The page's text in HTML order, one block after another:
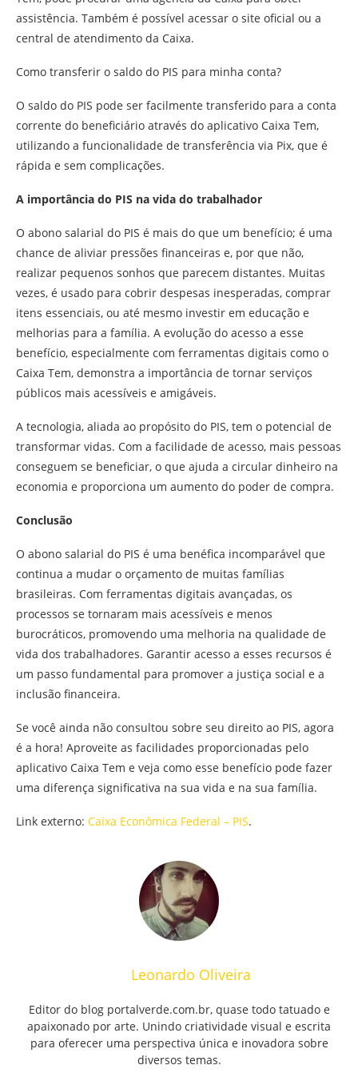
assistência. Também é possível acessar o site oficial ou a
central de atendimento da Caixa.
Como transferir o saldo do PIS para minha conta?
O saldo do PIS pode ser facilmente transferido para a conta
corrente do beneficiário através do aplicativo Caixa Tem,
utilizando a funcionalidade de transferência via Pix, que é
rápida e sem complicações.
A importância do PIS na vida do trabalhador
O abono salarial do PIS é mais do que um benefício; é uma
chance de aliviar pressões financeiras e, por que não,
realizar pequenos sonhos que parecem distantes. Muitas
vezes, é usado para cobrir despesas inesperadas, comprar
itens essenciais, ou até mesmo investir em educação e
melhorias para a família. A evolução do acesso a esse
benefício, especialmente com ferramentas digitais como o
Caixa Tem, demonstra a importância de tornar serviços
públicos mais acessíveis e amigáveis.
A tecnologia, aliada ao propósito do PIS, tem o potencial de
transformar vidas. Com a facilidade de acesso, mais pessoas
conseguem se beneficiar, o que ajuda a circular dinheiro na
economia e proporciona um aumento do poder de compra.
Conclusão
O abono salarial do PIS é uma benéfica incomparável que
continua a mudar o orçamento de muitas famílias
brasileiras. Com ferramentas digitais avançadas, os
processos se tornaram mais acessíveis e menos
burocráticos, promovendo uma melhoria na qualidade de
vida dos trabalhadores. Garantir acesso a esses recursos é
um passo fundamental para promover a justiça social e a
inclusão financeira.
Se você ainda não consultou sobre seu direito ao PIS, agora
é a hora! Aproveite as facilidades proporcionadas pelo
aplicativo Caixa Tem e veja como esse benefício pode fazer
uma diferença significativa na sua vida e na sua família.
Link externo: Caixa Econômica Federal – PIS.
Leonardo Oliveira
Editor do blog portalverde.com.br, quase todo tatuado e
apaixonado por arte. Unindo criatividade visual e escrita
para oferecer uma perspectiva única e inovadora sobre
diversos temas.